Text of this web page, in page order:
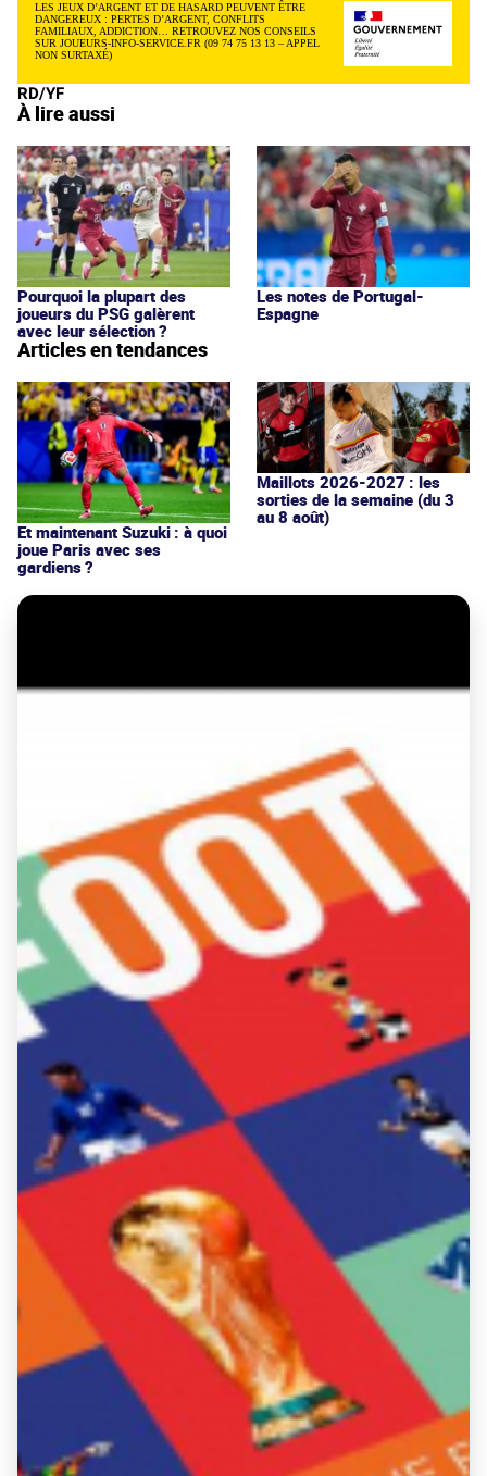
LES JEUX D’ARGENT ET DE HASARD PEUVENT ÊTRE
DANGEREUX : PERTES D’ARGENT, CONFLITS
FAMILIAUX, ADDICTION… RETROUVEZ NOS CONSEILS
SUR JOUEURS-INFO-SERVICE.FR (09 74 75 13 13 – APPEL
NON SURTAXÉ)
RD/YF
À lire aussi
Pourquoi la plupart des
joueurs du PSG galèrent
avec leur sélection ?
Les notes de Portugal-
Espagne
Articles en tendances
Et maintenant Suzuki : à quoi
joue Paris avec ses
gardiens ?
Maillots 2026-2027 : les
sorties de la semaine (du 3
au 8 août)